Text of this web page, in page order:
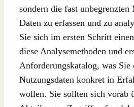
sondern die fast
Daten zu erfassen und zu
Sie sich im ersten Schritt
diese Analysemethoden und
Anforderungskatalog, was Sie
Nutzungsdaten konkret in
wollen. Sie sollten sich vorab